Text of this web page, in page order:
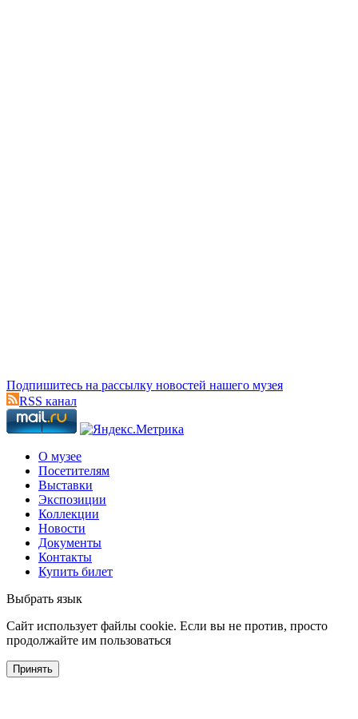
Подпишитесь на рассылку новостей нашего музея
RSS канал
О музее
Посетителям
Выставки
Экспозиции
Коллекции
Новости
Документы
Контакты
Купить билет
Выбрать язык
Cайт использует файлы cookie. Если вы не против, просто
продолжайте им пользоваться
Принять